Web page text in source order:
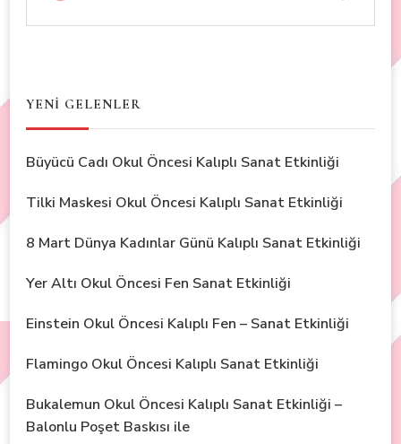
YENİ GELENLER
Büyücü Cadı Okul Öncesi Kalıplı Sanat Etkinliği
Tilki Maskesi Okul Öncesi Kalıplı Sanat Etkinliği
8 Mart Dünya Kadınlar Günü Kalıplı Sanat Etkinliği
Yer Altı Okul Öncesi Fen Sanat Etkinliği
Einstein Okul Öncesi Kalıplı Fen – Sanat Etkinliği
Flamingo Okul Öncesi Kalıplı Sanat Etkinliği
Bukalemun Okul Öncesi Kalıplı Sanat Etkinliği –
Balonlu Poşet Baskısı ile